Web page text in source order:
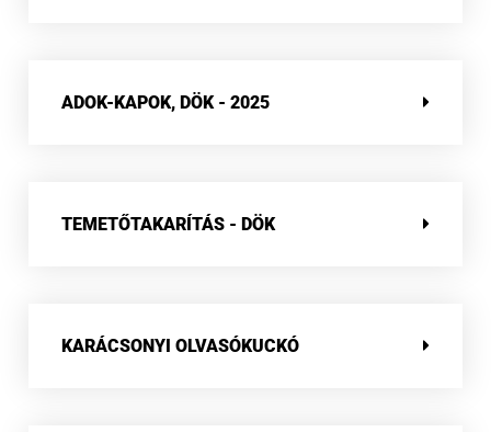
ADOK-KAPOK, DÖK - 2025
TEMETŐTAKARÍTÁS - DÖK
KARÁCSONYI OLVASÓKUCKÓ